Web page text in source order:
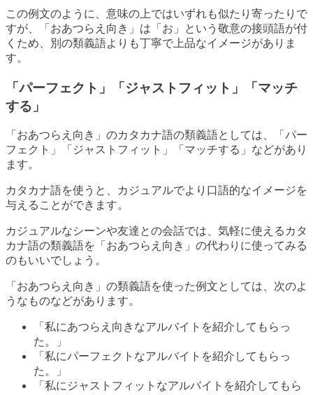
この例文のように、意味の上ではいずれも似たり寄ったりで
すが、「おあつらえ向き」は「お」という敬意の接頭語が付
くため、別の類義語よりも丁寧で上品なイメージがありま
す。
「パーフェクト」「ジャストフィット」「マッチ
する」
「おあつらえ向き」のカタカナ語の類義語としては、「パー
フェクト」「ジャストフィット」「マッチする」などがあり
ます。
カタカナ語を使うと、カジュアルでより口語的なイメージを
与えることができます。
カジュアルなシーンや友達との会話では、気軽に使えるカタ
カナ語の類義語を「おあつらえ向き」の代わりに使ってみる
のもいいでしょう。
「おあつらえ向き」の類義語を使った例文としては、次のよ
うなものなどがあります。
「私にあつらえ向きなアルバイトを紹介してもらっ
た。」
「私にパーフェクトなアルバイトを紹介してもらっ
た。」
「私にジャストフィットなアルバイトを紹介してもら